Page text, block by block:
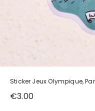
Sticker Jeux Olympique,
Prix de vente
€3.00